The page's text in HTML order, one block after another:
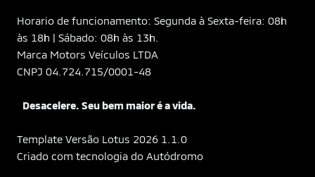
Horario de funcionamento: Segunda à Sexta-feira: 08h
às 18h | Sábado: 08h às 13h.
Marca Motors Veículos LTDA
CNPJ 04.724.715/0001-48
Desacelere. Seu bem maior é a vida.
Template Versão Lotus 2026 1.1.0
Criado com tecnologia do Autódromo